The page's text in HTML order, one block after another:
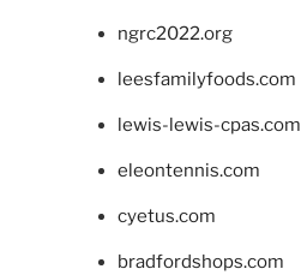
ngrc2022.org
leesfamilyfoods.com
lewis-lewis-cpas.com
eleontennis.com
cyetus.com
bradfordshops.com